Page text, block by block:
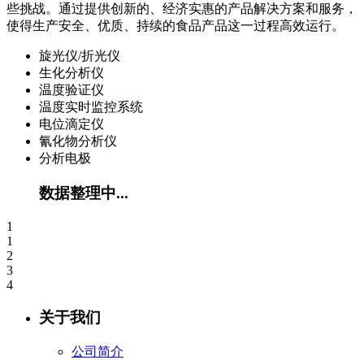
些挑战。通过提供创新的、经济实惠的产品解决方案和服务，
使得生产安全、优质、持续的食品产品这一过程高效运行。
旋光仪/折光仪
生化分析仪
温度验证仪
温度实时监控系统
电位滴定仪
氰化物分析仪
分析电极
数据整理中...
1
1
2
3
4
关于我们
公司简介